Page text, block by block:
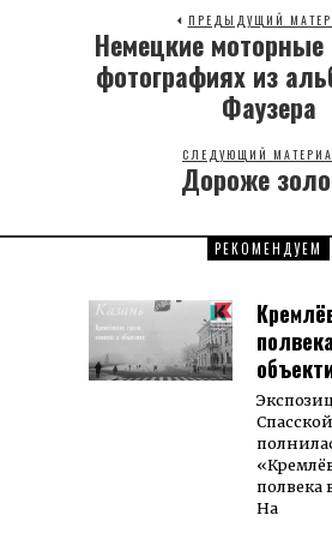
ПРЕДЫДУЩИЙ
post:
Немецкие моторные
фотографиях из
Фаузера
СЛЕДУЮЩИЙ
Next
Дороже
РЕКОМЕНДУЕМ
пол­века
На